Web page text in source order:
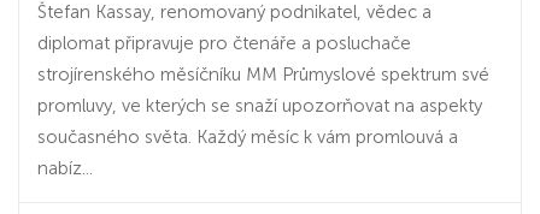
Štefan Kassay, renomovaný podnikatel, vědec a
diplomat připravuje pro čtenáře a posluchače
strojírenského měsíčníku MM Průmyslové spektrum své
promluvy, ve kterých se snaží upozorňovat na aspekty
současného světa. Každý měsíc k vám promlouvá a
nabíz...